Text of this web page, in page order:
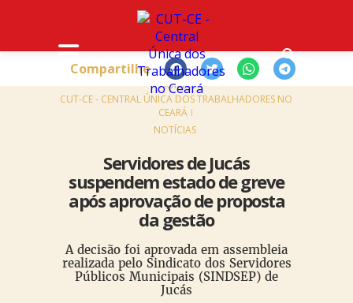
HOME
CUT-CE - CENTRAL ÚNICA DOS TRABALHADORES NO
CEARÁ
NOTÍCIAS
Servidores de Jucás
suspendem estado de greve
após aprovação de proposta
da gestão
A decisão foi aprovada em assembleia
realizada pelo Sindicato dos Servidores
Públicos Municipais (SINDSEP) de
Jucás
Compartilhe